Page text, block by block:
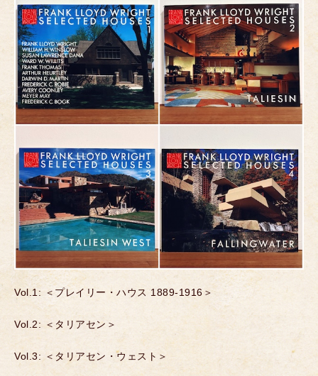
Vol.1: ＜プレイリー・ハウス 1889-1916＞
Vol.2: ＜タリアセン＞
Vol.3: ＜タリアセン・ウェスト＞